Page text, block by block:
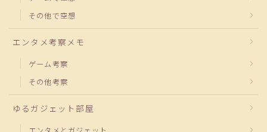
その他で空想
エンタメ考察メモ
ゲーム考察
その他考察
ゆるガジェット部屋
エンタメとガジェット